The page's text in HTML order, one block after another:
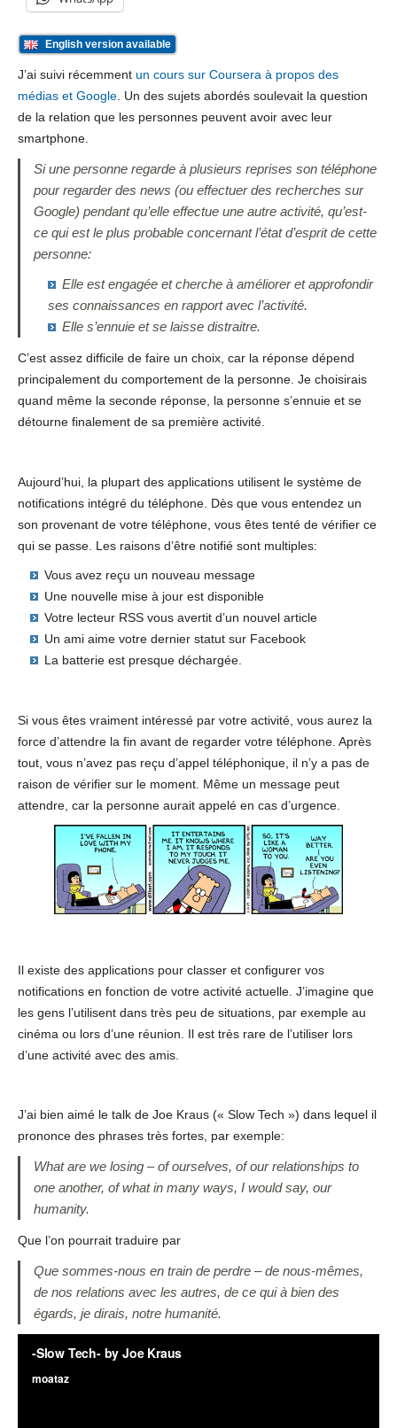
English version available
J’ai suivi récemment un cours sur Coursera à propos des
médias et Google . Un des sujets abordés soulevait la question
de la relation que les personnes peuvent avoir avec leur
smartphone.
Si une personne regarde à plusieurs reprises son téléphone
pour regarder des news (ou effectuer des recherches sur
Google) pendant qu’elle effectue une autre activité, qu’est-
ce qui est le plus probable concernant l’état d’esprit de cette
personne:
Elle est engagée et cherche à améliorer et approfondir
ses connaissances en rapport avec l’activité.
Elle s’ennuie et se laisse distraitre.
C’est assez difficile de faire un choix, car la réponse dépend
principalement du comportement de la personne. Je choisirais
quand même la seconde réponse, la personne s’ennuie et se
détourne finalement de sa première activité.
Aujourd’hui, la plupart des applications utilisent le système de
notifications intégré du téléphone. Dès que vous entendez un
son provenant de votre téléphone, vous êtes tenté de vérifier ce
qui se passe. Les raisons d’être notifié sont multiples:
Vous avez reçu un nouveau message
Une nouvelle mise à jour est disponible
Votre lecteur RSS vous avertit d’un nouvel article
Un ami aime votre dernier statut sur Facebook
La batterie est presque déchargée.
Si vous êtes vraiment intéressé par votre activité, vous aurez la
force d’attendre la fin avant de regarder votre téléphone. Après
tout, vous n’avez pas reçu d’appel téléphonique, il n’y a pas de
raison de vérifier sur le moment. Même un message peut
attendre, car la personne aurait appelé en cas d’urgence.
Il existe des applications pour classer et configurer vos
notifications en fonction de votre activité actuelle. J’imagine que
les gens l’utilisent dans très peu de situations, par exemple au
cinéma ou lors d’une réunion. Il est très rare de l’utiliser lors
d’une activité avec des amis.
J’ai bien aimé le talk de Joe Kraus (« Slow Tech ») dans lequel il
prononce des phrases très fortes, par exemple:
What are we losing – of ourselves, of our relationships to
one another, of what in many ways, I would say, our
humanity.
Que l’on pourrait traduire par
Que sommes-nous en train de perdre – de nous-mêmes,
de nos relations avec les autres, de ce qui à bien des
égards, je dirais, notre humanité.